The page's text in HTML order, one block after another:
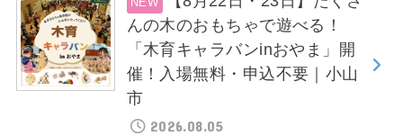
んの木のおもちゃで遊べる！
「木育キャラバンinおやま」開
催！入場無料・申込不要｜小山
市
2026.08.05